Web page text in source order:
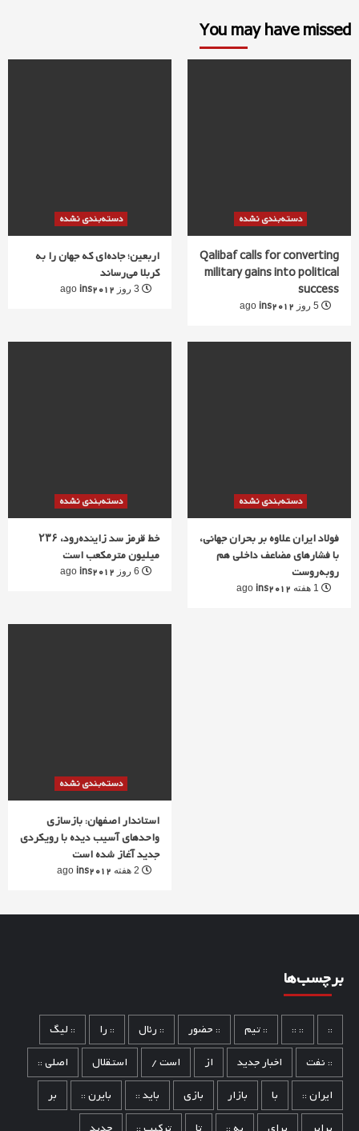
You may have missed
دسته‌بندی نشده
اربعین؛ جاده‌ای که جهان را به
کربلا می‌رساند
ins2012
دسته‌بندی نشده
Qalibaf calls for converting
military gains into political
success
ins2012
دسته‌بندی نشده
خط قرمز سد زاینده‌رود، ۲۳۶
میلیون مترمکعب است
ins2012
دسته‌بندی نشده
فولاد ایران علاوه بر بحران جهانی،
با فشارهای مضاعف داخلی هم
روبه‌روست
ins2012
دسته‌بندی نشده
استاندار اصفهان: بازسازی
واحدهای آسیب دیده با رویکردی
جدید آغاز شده است
ins2012
برچسب‌ها
::
:: :: :: تیم :: حضور :: رئال :: را
:: لیگ
:: نفت
اخبار جدید از است / استقلال
اصلی ::
ایران ::
با بازار بازی باید :: بایرن ::
بر